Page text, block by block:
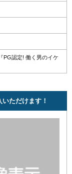
PG認定! 働く男のイケ
ただけます！